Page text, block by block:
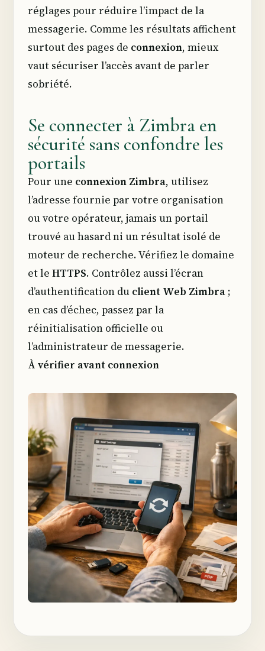
réglages pour réduire l’impact de la
messagerie. Comme les résultats affichent
surtout des pages de connexion, mieux
vaut sécuriser l’accès avant de parler
sobriété.
Se connecter à Zimbra en
sécurité sans confondre les
portails
Pour une connexion Zimbra, utilisez
l’adresse fournie par votre organisation
ou votre opérateur, jamais un portail
trouvé au hasard ni un résultat isolé de
moteur de recherche. Vérifiez le domaine
et le HTTPS. Contrôlez aussi l’écran
d’authentification du client Web Zimbra ;
en cas d’échec, passez par la
réinitialisation officielle ou
l’administrateur de messagerie.
À vérifier avant connexion